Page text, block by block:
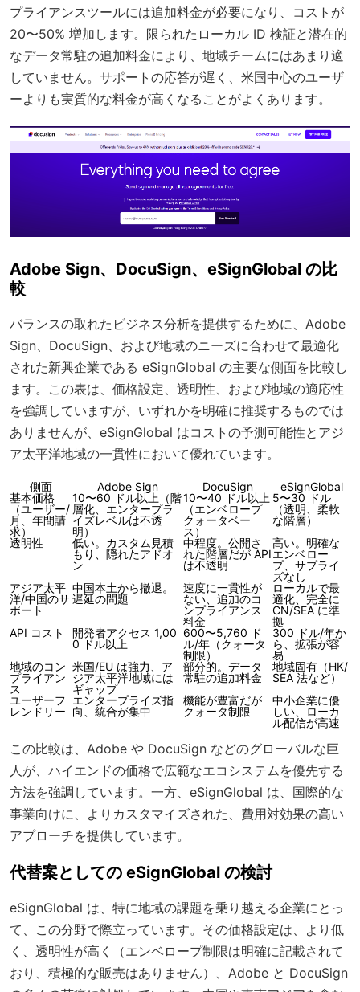
プライアンスツールには追加料金が必要になり、コストが
20〜50% 増加します。限られたローカル ID 検証と潜在的
なデータ常駐の追加料金により、地域チームにはあまり適
していません。サポートの応答が遅く、米国中心のユーザ
ーよりも実質的な料金が高くなることがよくあります。
Adobe Sign、DocuSign、eSignGlobal の比
較
バランスの取れたビジネス分析を提供するために、Adobe
Sign、DocuSign、および地域のニーズに合わせて最適化
された新興企業である eSignGlobal の主要な側面を比較し
ます。この表は、価格設定、透明性、および地域の適応性
を強調していますが、いずれかを明確に推奨するものでは
ありませんが、eSignGlobal はコストの予測可能性とアジ
ア太平洋地域の一貫性において優れています。
側面 Adobe Sign DocuSign
eSignGlobal
基本価格
（ユーザー/
月、年間請
求）
10〜60 ドル以上（階
層化、エンタープラ
イズレベルは不透
明）
10〜40 ドル以上
（エンベロープ
クォータベー
ス）
5〜30 ドル
（透明、柔軟
な階層）
透明性
低い。カスタム見積
もり、隠れたアドオ
ン
中程度。公開さ
れた階層だが API
は不透明
高い。明確な
エンベロー
プ、サプライ
ズなし
アジア太平
洋/中国のサ
ポート
中国本土から撤退。
遅延の問題
速度に一貫性が
ない、追加のコ
ンプライアンス
料金
ローカルで最
適化、完全に
CN/SEA に準
拠
API コスト
開発者アクセス 1,00
0 ドル以上
600〜5,760 ド
ル/年（クォータ
制限）
300 ドル/年か
ら、拡張が容
易
地域のコン
プライアン
ス
米国/EU は強力、ア
ジア太平洋地域には
ギャップ
部分的。データ
常駐の追加料金
地域固有（HK/
SEA 法など）
ユーザーフ
レンドリー
エンタープライズ指
向、統合が集中
機能が豊富だが
クォータ制限
中小企業に優
しい、ローカ
ル配信が高速
この比較は、Adobe や DocuSign などのグローバルな巨
人が、ハイエンドの価格で広範なエコシステムを優先する
方法を強調しています。一方、eSignGlobal は、国際的な
事業向けに、よりカスタマイズされた、費用対効果の高い
アプローチを提供しています。
代替案としての eSignGlobal の検討
eSignGlobal は、特に地域の課題を乗り越える企業にとっ
て、この分野で際立っています。その価格設定は、より低
く、透明性が高く（エンベロープ制限は明確に記載されて
おり、積極的な販売はありません）、Adobe と DocuSign